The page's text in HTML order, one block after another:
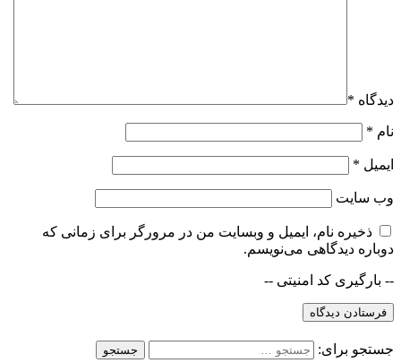
دیدگاه *
نام *
ایمیل *
وب‌ سایت
ذخیره نام، ایمیل و وبسایت من در مرورگر برای زمانی که
دوباره دیدگاهی می‌نویسم.
-- بارگیری کد امنیتی --
جستجو برای: